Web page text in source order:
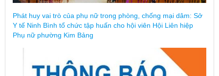
Phát huy vai trò của phụ nữ trong phòng, chống mại dâm: Sở
Y tế Ninh Bình tổ chức tập huấn cho hội viên Hội Liên hiệp
Phụ nữ phường Kim Bảng